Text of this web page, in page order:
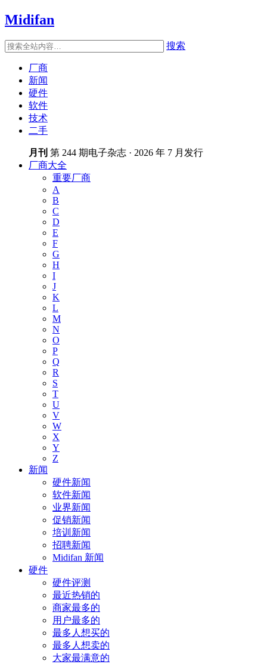
Midifan
搜索
厂商
新闻
硬件
软件
技术
二手
月刊 第 244 期电子杂志 · 2026 年 7 月发行
厂商大全
重要厂商
A
B
C
D
E
F
G
H
I
J
K
L
M
N
O
P
Q
R
S
T
U
V
W
X
Y
Z
新闻
硬件新闻
软件新闻
业界新闻
促销新闻
培训新闻
招聘新闻
Midifan 新闻
硬件
硬件评测
最近热销的
商家最多的
用户最多的
最多人想买的
最多人想卖的
大家最满意的